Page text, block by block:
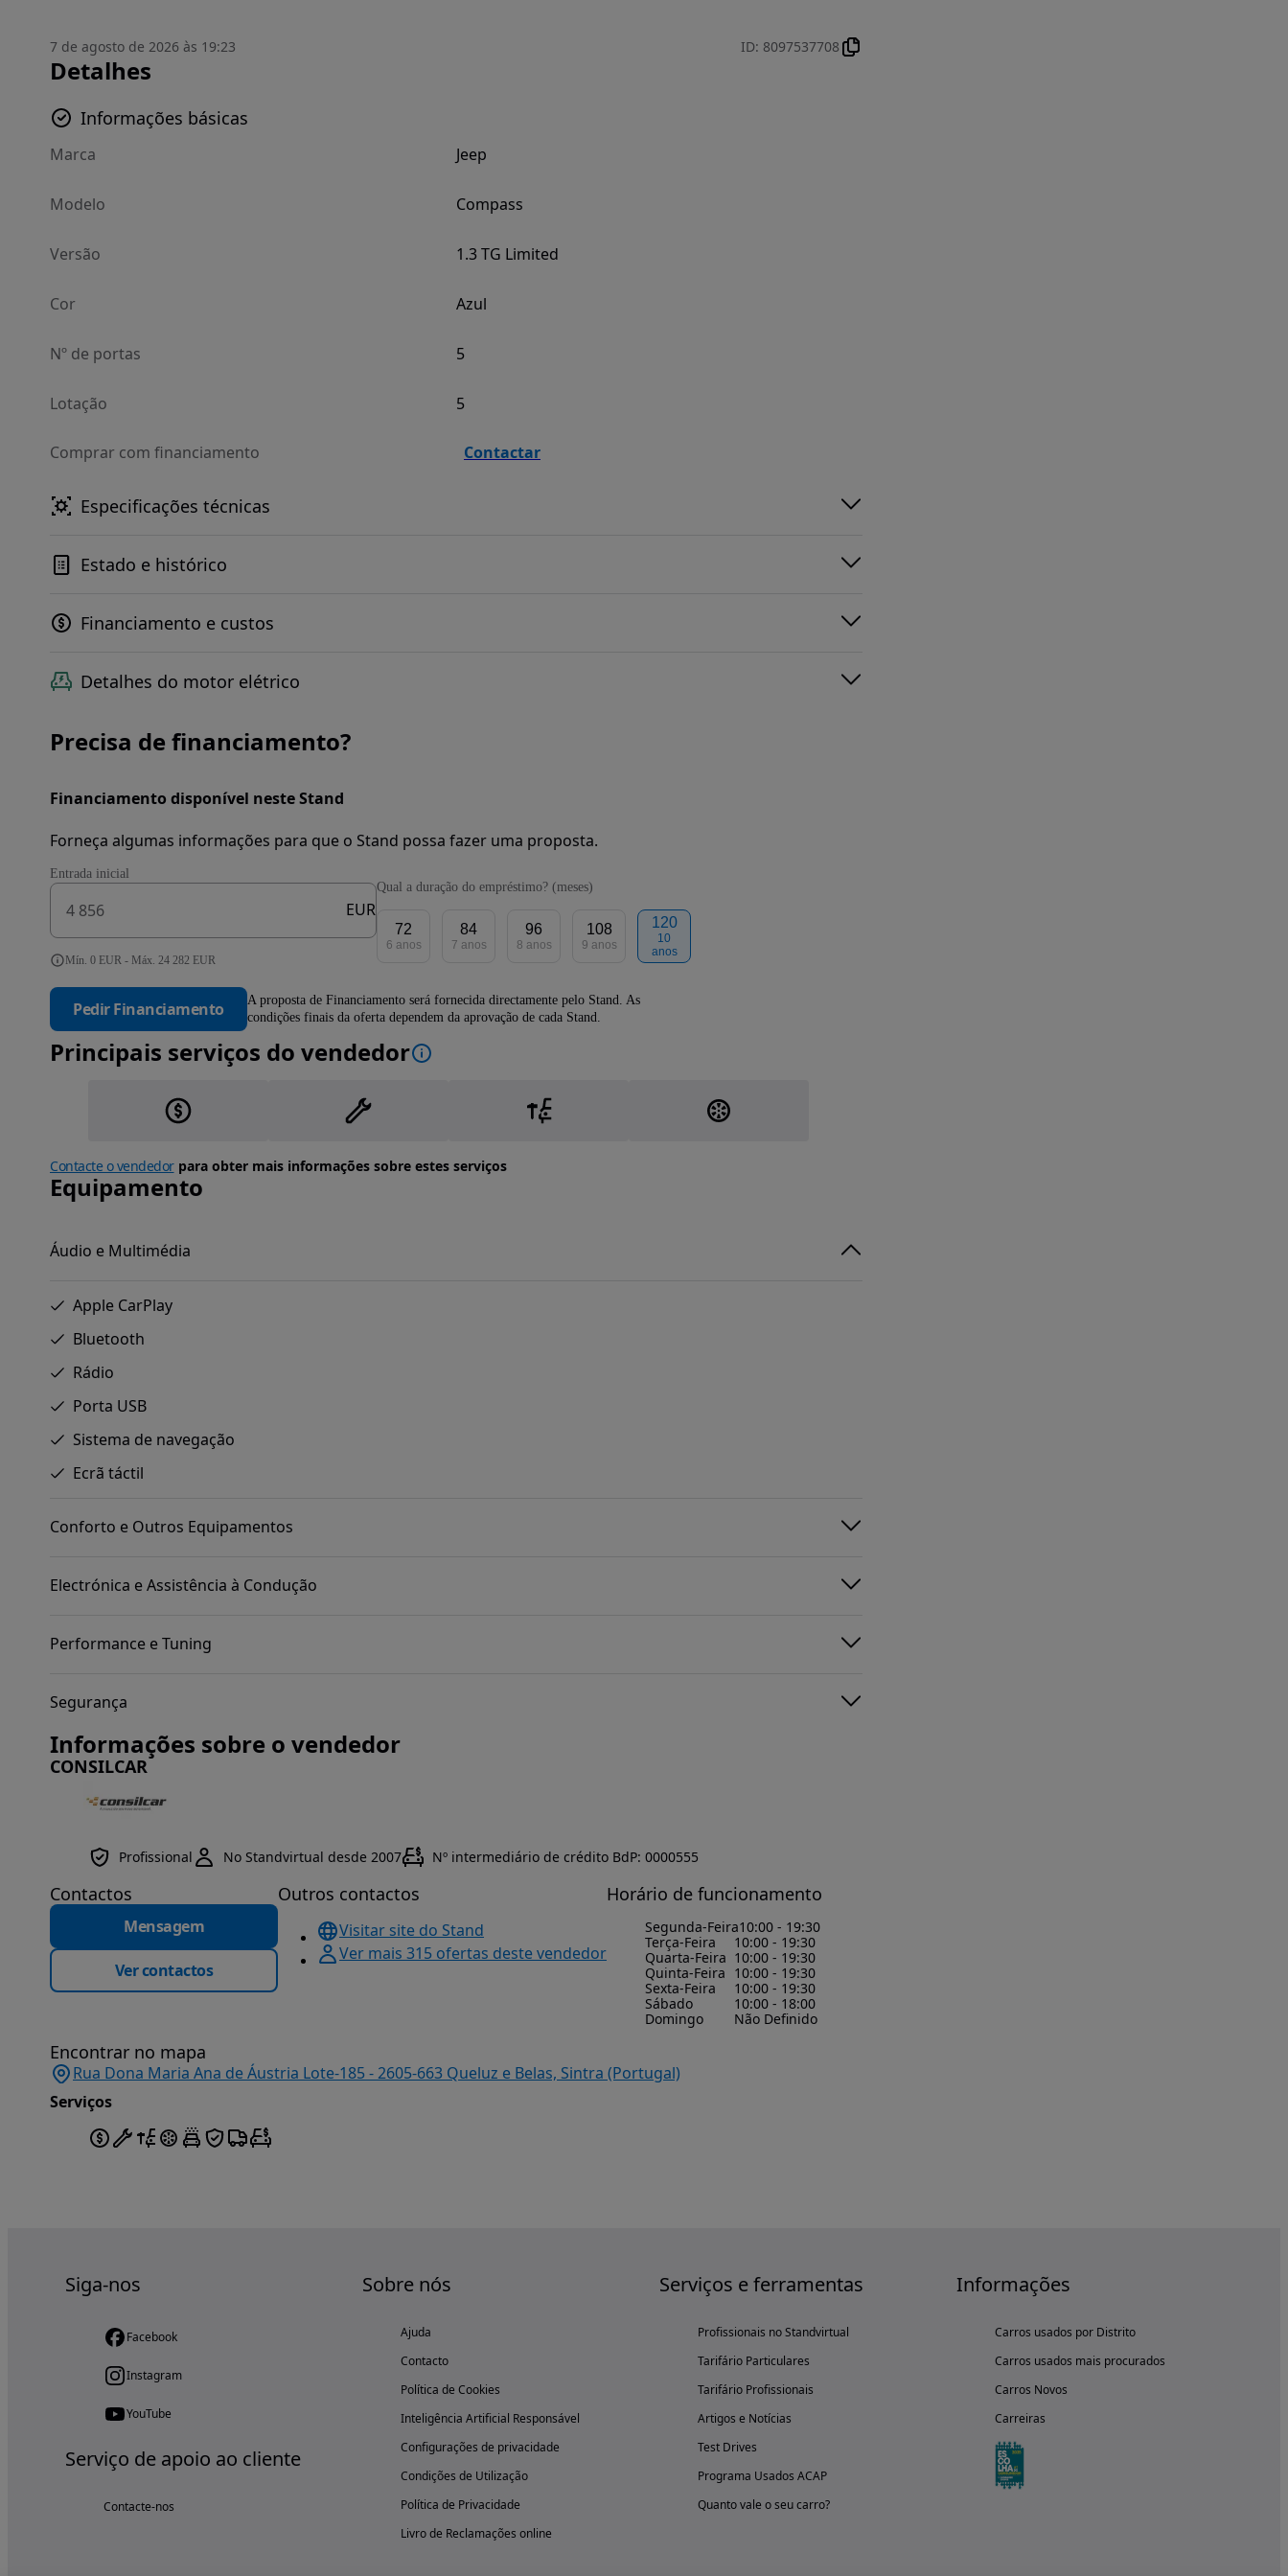
7 de agosto de 2026 às 19:23 ID: 8097537708
Detalhes
Informações básicas
Marca Jeep
Modelo Compass
Versão 1.3 TG Limited
Cor Azul
Nº de portas 5
Lotação 5
Comprar com financiamento Contactar
Especificações técnicas
Estado e histórico
Financiamento e custos
Detalhes do motor elétrico
Precisa de financiamento?
Financiamento disponível neste Stand
Forneça algumas informações para que o Stand possa fazer uma proposta.
Entrada inicial
EUR
Mín. 0 EUR - Máx. 24 282 EUR
Qual a duração do empréstimo? (meses)
72
6 anos
84
7 anos
96
8 anos
108
9 anos
120
10
anos
Pedir Financiamento
A proposta de Financiamento será fornecida directamente pelo Stand. As
condições finais da oferta dependem da aprovação de cada Stand.
Principais serviços do vendedor
Contacte o vendedorpara obter mais informações sobre estes serviços
Equipamento
Áudio e Multimédia
Apple CarPlay
Bluetooth
Rádio
Porta USB
Sistema de navegação
Ecrã táctil
Conforto e Outros Equipamentos
Electrónica e Assistência à Condução
Performance e Tuning
Segurança
Informações sobre o vendedor
CONSILCAR
Profissional No Standvirtual desde 2007 Nº intermediário de crédito BdP: 0000555
Contactos
Mensagem
Ver contactos
Outros contactos
Visitar site do Stand
Ver mais 315 ofertas deste vendedor
Horário de funcionamento
Segunda-Feira10:00 - 19:30
Terça-Feira
10:00 - 19:30
Quarta-Feira 10:00 - 19:30
Quinta-Feira 10:00 - 19:30
Sexta-Feira
10:00 - 19:30
Sábado
10:00 - 18:00
Domingo
Não Definido
Encontrar no mapa
Rua Dona Maria Ana de Áustria Lote-185 - 2605-663 Queluz e Belas, Sintra (Portugal)
Serviços
Siga-nos
Facebook
Instagram
YouTube
Serviço de apoio ao cliente
Contacte-nos
Sobre nós
Ajuda
Contacto
Política de Cookies
Inteligência Artificial Responsável
Configurações de privacidade
Condições de Utilização
Política de Privacidade
Livro de Reclamações online
Serviços e ferramentas
Profissionais no Standvirtual
Tarifário Particulares
Tarifário Profissionais
Artigos e Notícias
Test Drives
Programa Usados ACAP
Quanto vale o seu carro?
Informações
Carros usados por Distrito
Carros usados mais procurados
Carros Novos
Carreiras